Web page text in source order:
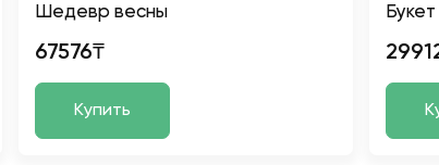
Шедевр весны
67576₸
Купить